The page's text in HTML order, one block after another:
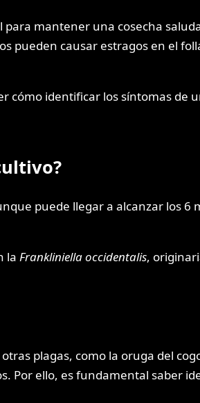
para mantener una cosecha
pueden causar estragos en el
identificar los síntomas de
puede llegar a alcanzar los 6
la Frankliniella occidentalis,
plagas, como la oruga del
Por ello, es fundamental saber